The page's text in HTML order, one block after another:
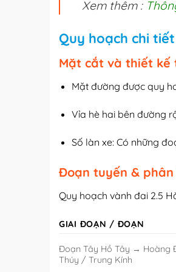
Xem thêm :
Quy hoạch chi
Mặt cắt và thiết kế
Mặt đường được quy
Vỉa hè hai bên đường
Số làn xe: Có những
Đoạn tuyến &
Quy hoạch vành đai 2.5
GIAI ĐOẠN / ĐOẠN
Đoạn Tây Hồ Tây → Hoàng
Thúy / Trung Kính